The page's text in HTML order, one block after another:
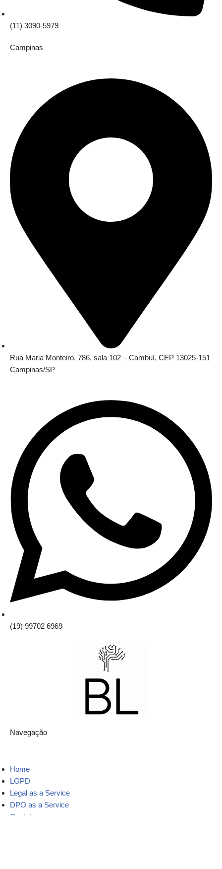
(11) 3090-5979
Campinas
Rua Maria Monteiro, 786, sala 102 – Cambuí, CEP 13025-151
Campinas/SP
(19) 99702 6969
Navegação
Home
LGPD
Legal as a Service
DPO as a Service
Contato